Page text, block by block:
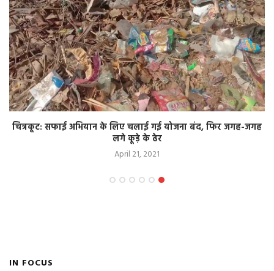
चित्रकूट: सफाई अभियान के लिए चलाई गई योजना बंद, फिर जगह-जगह
लगे कूड़े के ढेर
April 21, 2021
IN FOCUS